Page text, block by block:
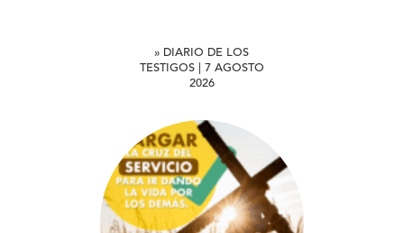
» DIARIO DE LOS
TESTIGOS | 7 AGOSTO
2026